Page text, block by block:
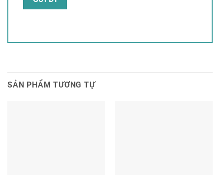
SẢN PHẨM TƯƠNG TỰ